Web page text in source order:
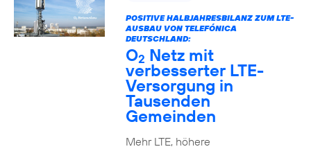
POSITIVE HALBJAHRESBILANZ ZUM LTE-
AUSBAU VON TELEFÓNICA
DEUTSCHLAND:
O2 Netz mit
verbesserter LTE-
Versorgung in
Tausenden
Gemeinden
Mehr LTE, höhere